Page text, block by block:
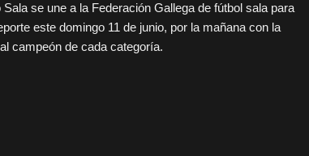
se une a la Federación Gallega de fútbol sala para
este domingo 11 de junio, por la mañana con la
campeón de cada categoría.